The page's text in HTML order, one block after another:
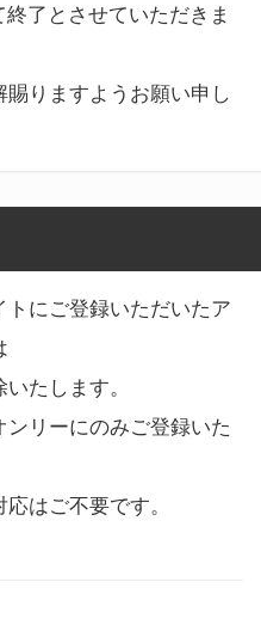
了とさせていただきま
りますようお願い申し
トにご登録いただいたア
たします。
ンリーにのみご登録いた
はご不要です。